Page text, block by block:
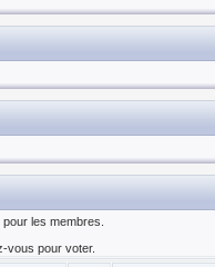
les membres.
vous pour voter.